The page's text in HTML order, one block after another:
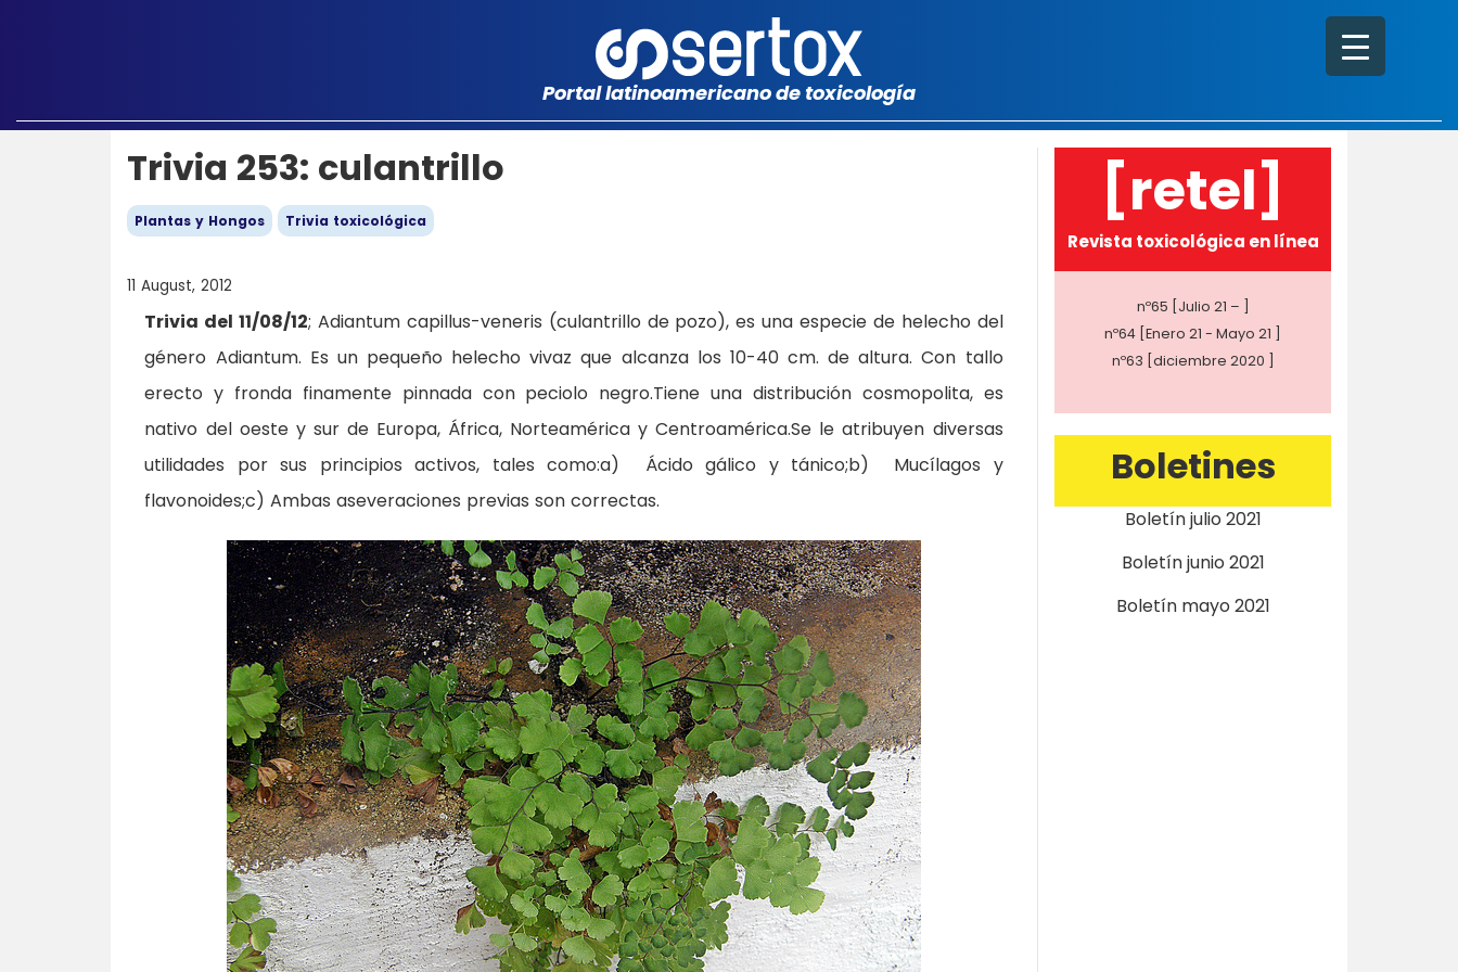
Portal latinoamericano de toxicología
Trivia 253: culantrillo
Plantas y Hongos Trivia toxicológica
11 August, 2012
Trivia del 11/08/12; Adiantum capillus-veneris (culantrillo de pozo), es una especie de helecho del
género Adiantum. Es un pequeño helecho vivaz que alcanza los 10-40 cm. de altura. Con tallo
erecto y fronda finamente pinnada con peciolo negro.Tiene una distribución cosmopolita, es
nativo del oeste y sur de Europa, África, Norteamérica y Centroamérica.Se le atribuyen diversas
utilidades por sus principios activos, tales como:a) Ácido gálico y tánico;b) Mucílagos y
flavonoides;c) Ambas aseveraciones previas son correctas.
[retel]
Revista toxicológica en línea
nº65 [Julio 21 – ]
nº64 [Enero 21 - Mayo 21 ]
nº63 [diciembre 2020 ]
Boletines
Boletín julio 2021
Boletín junio 2021
Boletín mayo 2021